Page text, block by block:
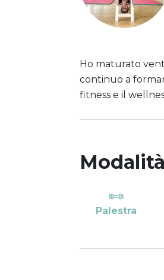
Ho maturato
continuo a
fitness e il
Palestra